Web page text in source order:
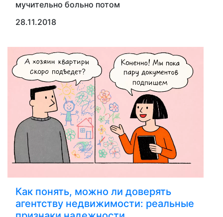
мучительно больно потом
28.11.2018
Как понять, можно ли доверять
агентству недвижимости: реальные